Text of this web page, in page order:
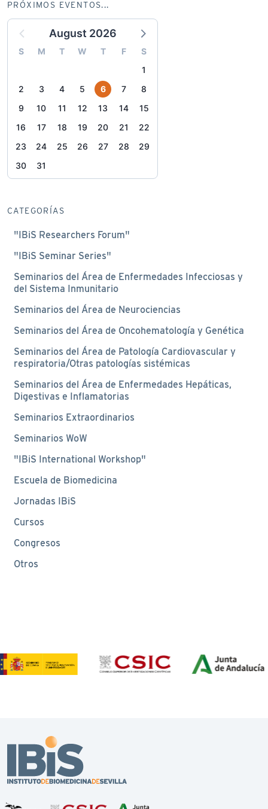
PRÓXIMOS EVENTOS...
August 2026
S M T W T F
S
1
2
3 4 5 6 7
8
9
10 11 12 13 14
15
16
17 18 19 20 21
22
23
24 25 26 27 28
29
30
31
CATEGORÍAS
"IBiS Researchers Forum"
"IBiS Seminar Series"
Seminarios del Área de Enfermedades Infecciosas y
del Sistema Inmunitario
Seminarios del Área de Neurociencias
Seminarios del Área de Oncohematología y Genética
Seminarios del Área de Patología Cardiovascular y
respiratoria/Otras patologías sistémicas
Seminarios del Área de Enfermedades Hepáticas,
Digestivas e Inflamatorias
Seminarios Extraordinarios
Seminarios WoW
"IBiS International Workshop"
Escuela de Biomedicina
Jornadas IBiS
Cursos
Congresos
Otros